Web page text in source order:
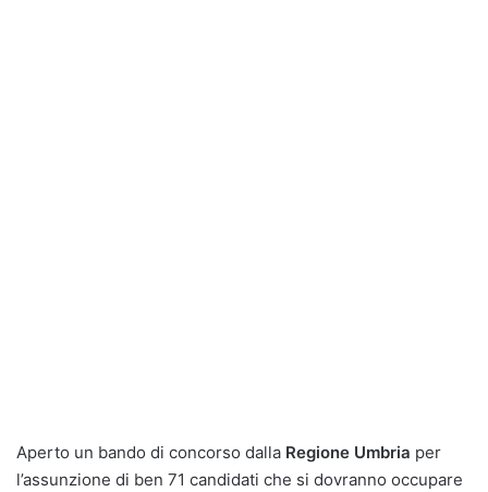
Aperto un bando di concorso dalla Regione Umbria per
l’assunzione di ben 71 candidati che si dovranno occupare